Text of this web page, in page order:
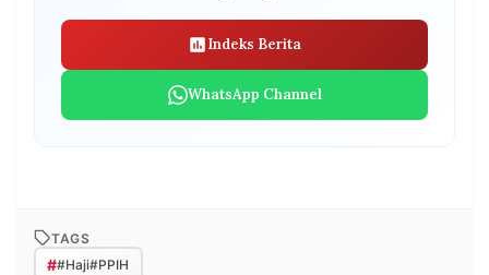
Indeks Berita
WhatsApp Channel
TAGS
##Haji#PPIH